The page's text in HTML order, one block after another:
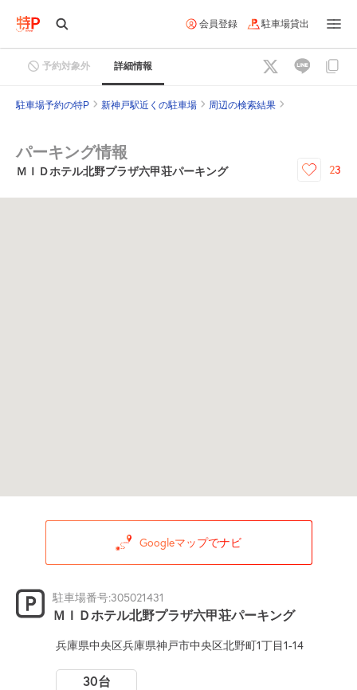
会員登録 駐車場貸出
予約対象外 詳細情報
駐車場予約の特P 新神戸駅近くの駐車場 周辺の検索結果
パーキング情報
ＭＩＤホテル北野プラザ六甲荘パーキング 23
Googleマップでナビ
駐車場番号:305021431
ＭＩＤホテル北野プラザ六甲荘パーキング
兵庫県中央区兵庫県神戸市中央区北野町1丁目1-14
30台